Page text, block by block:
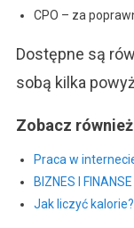
CPO – za
Dostępne są
sobą kilka
Zobacz
Praca w
BIZNES I FINANSE
Jak liczyć